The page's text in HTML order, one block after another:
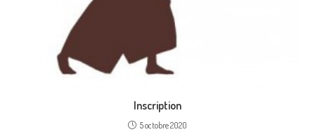
Inscription
5 octobre 2020